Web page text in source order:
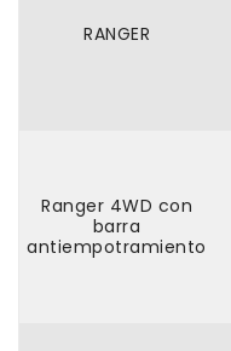
RANGER
Ranger 4WD con
barra
antiempotramiento